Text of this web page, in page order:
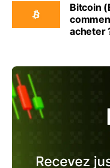
Bitcoin
acheter